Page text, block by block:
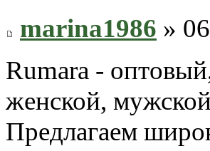
marina1986 »
Rumara -
женской,
Предлагаем